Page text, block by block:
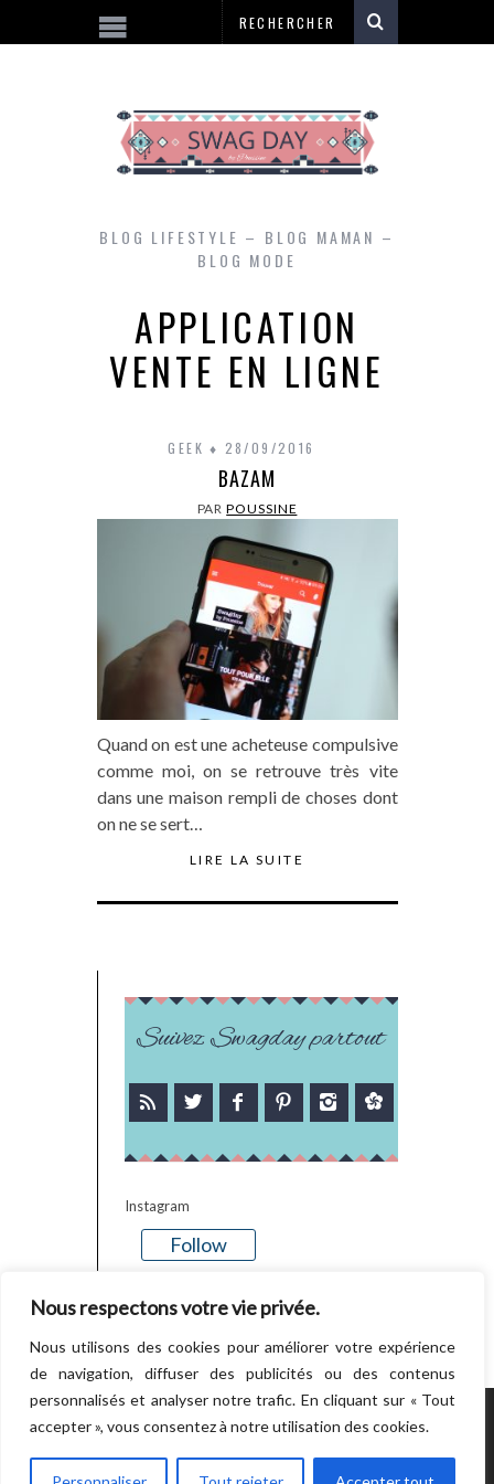
Nous respectons votre vie privée.
Nous utilisons des cookies pour améliorer votre expérience
de navigation, diffuser des publicités ou des contenus
personnalisés et analyser notre trafic. En cliquant sur « Tout
accepter », vous consentez à notre utilisation des cookies.
BLOG LIFESTYLE – BLOG MAMAN –
BLOG MODE
APPLICATION
VENTE EN LIGNE
GEEK 28/09/2016
BAZAM
PARPOUSSINE
Quand on est une acheteuse compulsive
comme moi, on se retrouve très vite
dans une maison rempli de choses dont
on ne se sert…
LIRE LA SUITE
Suivez Swagday partout
Instagram
Follow
POWERED BY WORDPRESS.CREATED BY
THEMESINDEP